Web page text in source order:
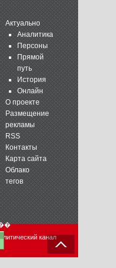
Актуально
Аналитика
Персоны
Прямой
путь
История
Онлайн
О проекте
Размещение
рекламы
RSS
Контакты
Карта сайта
Облако
тегов
канал